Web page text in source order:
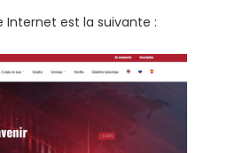
Internet est la suivante :